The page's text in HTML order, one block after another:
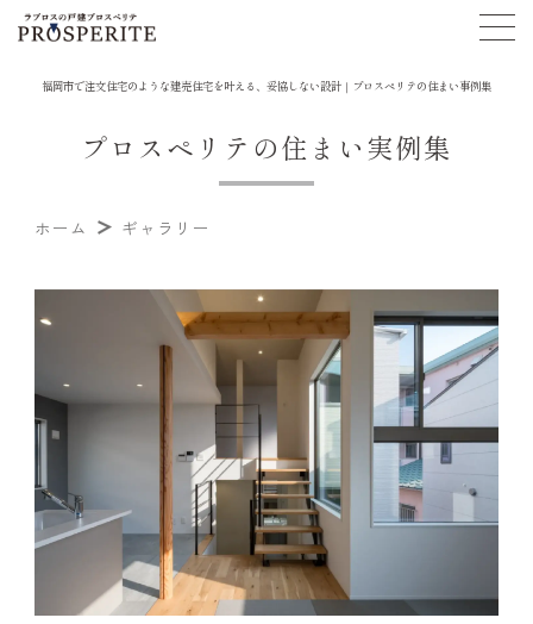
福岡市で注文住宅のような建売住宅を叶える、妥協しない設計｜プロスぺリテの住まい事例集
プロスペリテの住まい実例集
ホーム ギャラリー